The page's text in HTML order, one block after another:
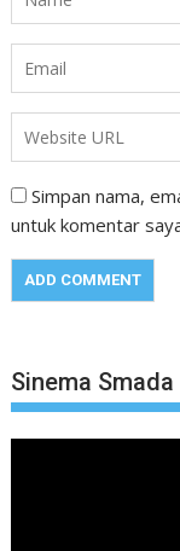
Simpan nama,
untuk komentar
Sinema Smada